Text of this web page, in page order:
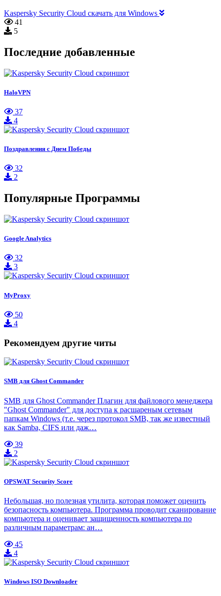
Kaspersky Security Cloud скачать для Windows
41
5
Последние добавленные
HaloVPN
37
4
Поздравления с Днем Победы
32
2
Популярные Программы
Google Analytics
32
3
MyProxy
50
4
Рекомендуем другие читы
SMB для Ghost Commander
SMB для Ghost Commander Плагин для файлового менеджера
"Ghost Commander" для доступа к расшареным сетевым
папкам Windows (т.е. через протокол SMB, так же известный
как Samba, CIFS или даж…
39
2
OPSWAT Security Score
Небольшая, но полезная утилита, которая поможет оценить
безопасность компьютера. Программа проводит сканирование
компьютера и оценивает защищенность компьютера по
различным параметрам: ан…
45
4
Windows ISO Downloader